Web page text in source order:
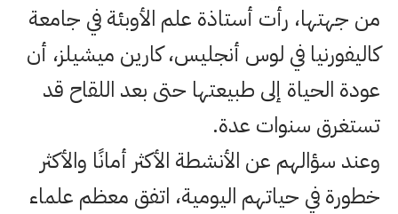
من جهتها، رأت أستاذة علم الأوبئة في جامعة
كاليفورنيا في لوس أنجليس، كارين ميشيلز، أن
عودة الحياة إلى طبيعتها حتى بعد اللقاح قد
تستغرق سنوات عدة.
وعند سؤالهم عن الأنشطة الأكثر أمانًا والأكثر
خطورة في حياتهم اليومية، اتفق معظم علماء